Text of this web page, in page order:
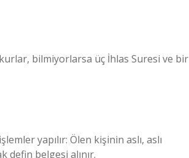
bilmiyorlarsa üç İhlas Suresi ve bir
yapılır: Ölen kişinin aslı, aslı
defin belgesi alınır.